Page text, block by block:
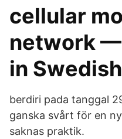
cellular
network
in
berdiri pada tanggal
ganska svårt för en
saknas praktik.